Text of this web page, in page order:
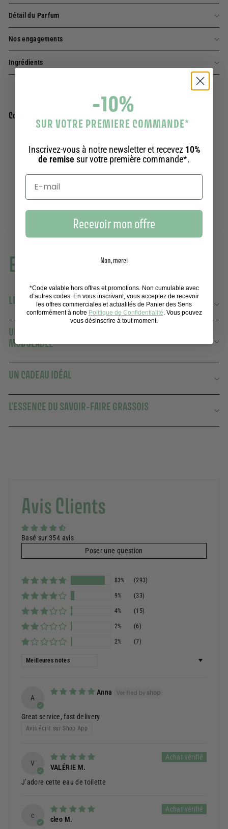
Détail du Parfum
Nos engagements
Ingrédients
Complétez la routine
Eau de toilette - Géranium Rosat 50ml
354 avis
29,90€29,90€
En savoir plus
LE PARFUM RACONTÉ PAR NOTRE MAITRE PARFUMEUR
UNE EAU DE TOILETTE FLORALE À L'INTENSITÉ
MODULABLE
UN CADEAU IDÉAL
L'ESSENCE DU SAVOIR-FAIRE GRASSOIS
Avis Clients
Basé sur 354 avis
Poser une question
83% (293)
9% (33)
4% (15)
2% (6)
2% (7)
Sort by
A
Anna
Great service, fast delivery
Avis écrit sur Shop App
V
VALÉRIE M.
J’adore cette eau de toilette
c
cleo M.
-10%
SUR VOTRE PREMIERE COMMANDE*
Inscrivez-vous à notre newsletter et recevez 10%
de remise sur votre première commande*.
Recevoir mon offre
Non, merci
*Code valable hors offres et promotions. Non cumulable avec
d’autres codes. En vous inscrivant, vous acceptez de recevoir
les offres commerciales et actualités de Panier des Sens
conformément à notre Politique de Confidentialité . Vous pouvez
vous désinscrire à tout moment.